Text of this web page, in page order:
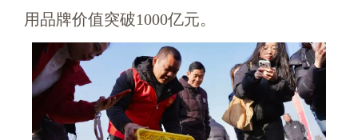
用品牌价值突破1000亿元。